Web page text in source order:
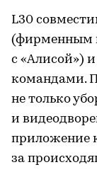
L30
(фирменным
с «Алисой»)
командами.
не только
и
приложение
за